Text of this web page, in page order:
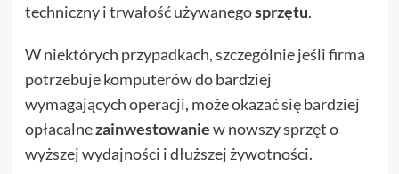
techniczny i trwałość używanegosprzętu.
W niektórych przypadkach, szczególnie jeśli firma
potrzebuje komputerów do bardziej
wymagających operacji, może okazać się bardziej
opłacalnezainwestowaniew nowszy sprzęt o
wyższej wydajności i dłuższej żywotności.